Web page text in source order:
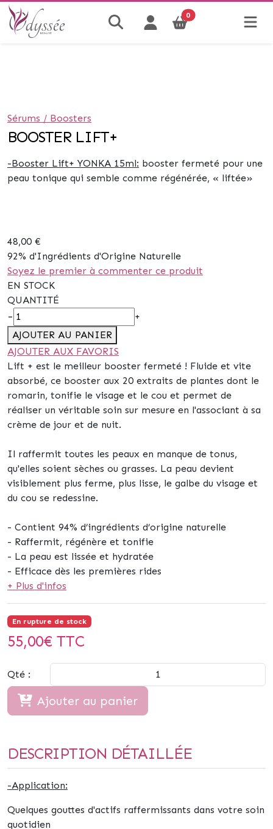
0
Sérums / Boosters
BOOSTER LIFT+
-Booster Lift+ YONKA 15ml: booster fermeté pour une
peau tonique qui semble comme régénérée, « liftée»
48,00 €
92% d'Ingrédients d'Origine Naturelle
Soyez le premier à commenter ce produit
EN STOCK
QUANTITÉ
−
+
AJOUTER AU PANIER
AJOUTER AUX FAVORIS
Lift + est le meilleur booster fermeté ! Fluide et vite
absorbé, ce booster aux 20 extraits de plantes dont le
romarin, tonifie le visage et le cou et permet de
réaliser un véritable soin sur mesure en l'associant à sa
crème de jour et de nuit.
Il raffermit toutes les peaux en manque de tonus,
qu'elles soient sèches ou grasses. La peau devient
visiblement plus ferme, plus lisse, le galbe du visage et
du cou se redessine.
- Contient 94% d’ingrédients d’origine naturelle
- Raffermit, régénère et tonifie
- La peau est lissée et hydratée
- Efficace dès les premières rides
+ Plus d'infos
En rupture de stock
55,00€ TTC
Qté :
Ajouter au panier
DESCRIPTION DÉTAILLÉE
-Application:
Quelques gouttes d'actifs raffermissants dans votre soin
quotidien